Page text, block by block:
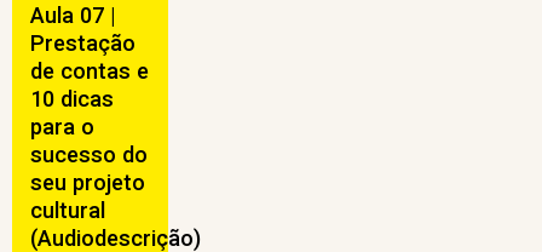
Aula 07 |
Prestação
de contas e
10 dicas
para o
sucesso do
seu projeto
cultural
(Audiodescrição)